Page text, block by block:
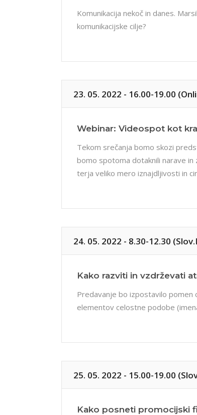
Komunikacija nekoč in danes.
komunikacijske cilje?
23. 05. 2022 - 16.00-19.00
Webinar: Videospot kot
Tekom srečanja bomo skozi
bomo spotoma dotaknili narave
terja veliko mero iznajdljivosti in
24. 05. 2022 - 8.30-12.30
Kako razviti in vzdrževati
Predavanje bo izpostavilo
elementov celostne podobe
25. 05. 2022 - 15.00-19.00
Kako posneti promocijski